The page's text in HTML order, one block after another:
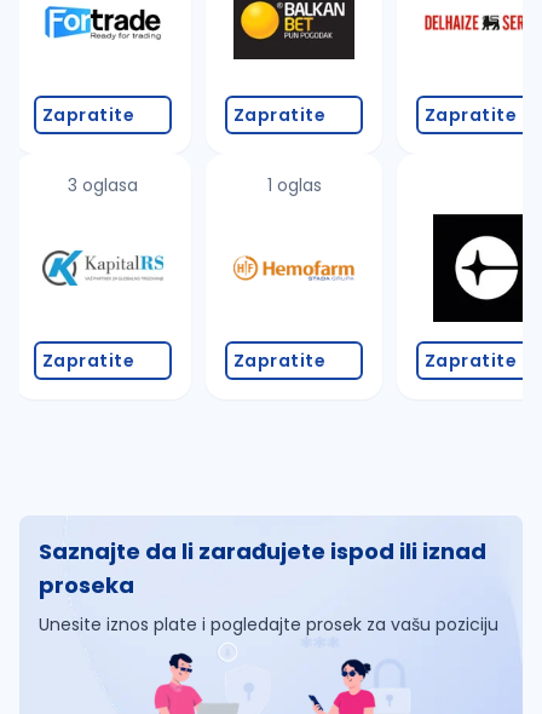
Zapratite
3 oglasa
Zapratite
Zapratite
1 oglas
Zapratite
Zapratite
Zapratite
Saznajte da li zarađujete ispod ili iznad
proseka
Unesite iznos plate i pogledajte prosek za vašu poziciju